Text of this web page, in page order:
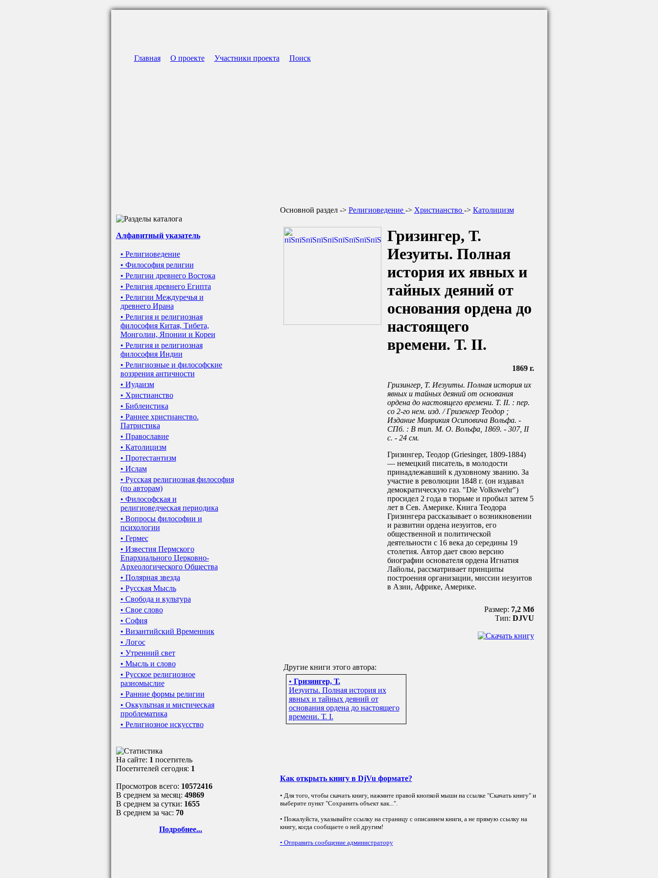
Главная О проекте Участники проекта Поиск
Алфавитный указатель
• Религиоведение
• Философия религии
• Религии древнего Востока
• Религия древнего Египта
• Религии Междуречья и
древнего Ирана
• Религия и религиозная
философия Китая, Тибета,
Монголии, Японии и Кореи
• Религия и религиозная
философия Индии
• Религиозные и философские
воззрения античности
• Иудаизм
• Христианство
• Библеистика
• Раннее христианство.
Патристика
• Православие
• Католицизм
• Протестантизм
• Ислам
• Русская религиозная философия
(по авторам)
• Философская и
религиоведческая периодика
• Вопросы философии и
психологии
• Гермес
• Известия Пермского
Епархиального Церковно-
Археологического Общества
• Полярная звезда
• Русская Мысль
• Свобода и культура
• Свое слово
• София
• Византийский Временник
• Логос
• Утренний свет
• Мысль и слово
• Русское религиозное
разномыслие
• Ранние формы религии
• Оккультная и мистическая
проблематика
• Религиозное искусство
На сайте: 1 посетитель
Посетителей сегодня: 1
Просмотров всего: 10572416
В среднем за месяц: 49869
В среднем за сутки: 1655
В среднем за час: 70
Подробнее...
Основной раздел -> Религиоведение -> Христианство -> Католицизм
Гризингер, Т.
Иезуиты. Полная
история их явных и
тайных деяний от
основания ордена до
настоящего
времени. Т. II.
1869 г.
Гризингер, Т. Иезуиты. Полная история их
явных и тайных деяний от основания
ордена до настоящего времени. Т. II. : пер.
со 2-го нем. изд. / Гризенгер Теодор ;
Издание Маврикия Осиповича Вольфа. -
СПб. : В тип. М. О. Вольфа, 1869. - 307, II
с. - 24 см.
Гризингер, Теодор (Griesinger, 1809-1884)
— немецкий писатель, в молодости
принадлежавший к духовному званию. За
участие в революции 1848 г. (он издавал
демократическую газ. "Die Volkswehr")
просидел 2 года в тюрьме и пробыл затем 5
лет в Сев. Америке. Книга Теодора
Гризингера рассказывает о возникновении
и развитии ордена иезуитов, его
общественной и политической
деятельности с 16 века до середины 19
столетия. Автор дает свою версию
биографии основателя ордена Игнатия
Лайолы, рассматривает принципы
построения организации, миссии иезуитов
в Азии, Африке, Америке.
Размер: 7,2 Мб
Тип: DJVU
Другие книги этого автора:
• Гризингер, Т.
Иезуиты. Полная история их
явных и тайных деяний от
основания ордена до настоящего
времени. Т. I.
Как открыть книгу в DjVu формате?
• Для того, чтобы скачать книгу, нажмите правой кнопкой мыши на ссылке "Скачать книгу" и
выберите пункт "Сохранить объект как...".
• Пожалуйста, указывайте ссылку на страницу с описанием книги, а не прямую ссылку на
книгу, когда сообщаете о ней другим!
• Отправить сообщение администратору